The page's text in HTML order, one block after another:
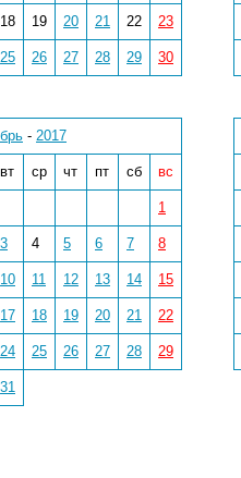
18 19 20 21 22 23
25 26 27 28 29 30
- 2017
вт ср чт пт сб вс
1
3 4 5 6 7 8
10 11 12 13 14 15
17 18 19 20 21 22
24 25 26 27 28 29
31